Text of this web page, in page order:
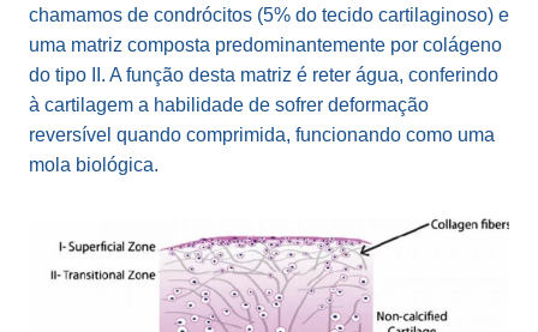
chamamos de condrócitos (5% do tecido cartilaginoso) e
uma matriz composta predominantemente por colágeno
do tipo II. A função desta matriz é reter água, conferindo
à cartilagem a habilidade de sofrer deformação
reversível quando comprimida, funcionando como uma
mola biológica.